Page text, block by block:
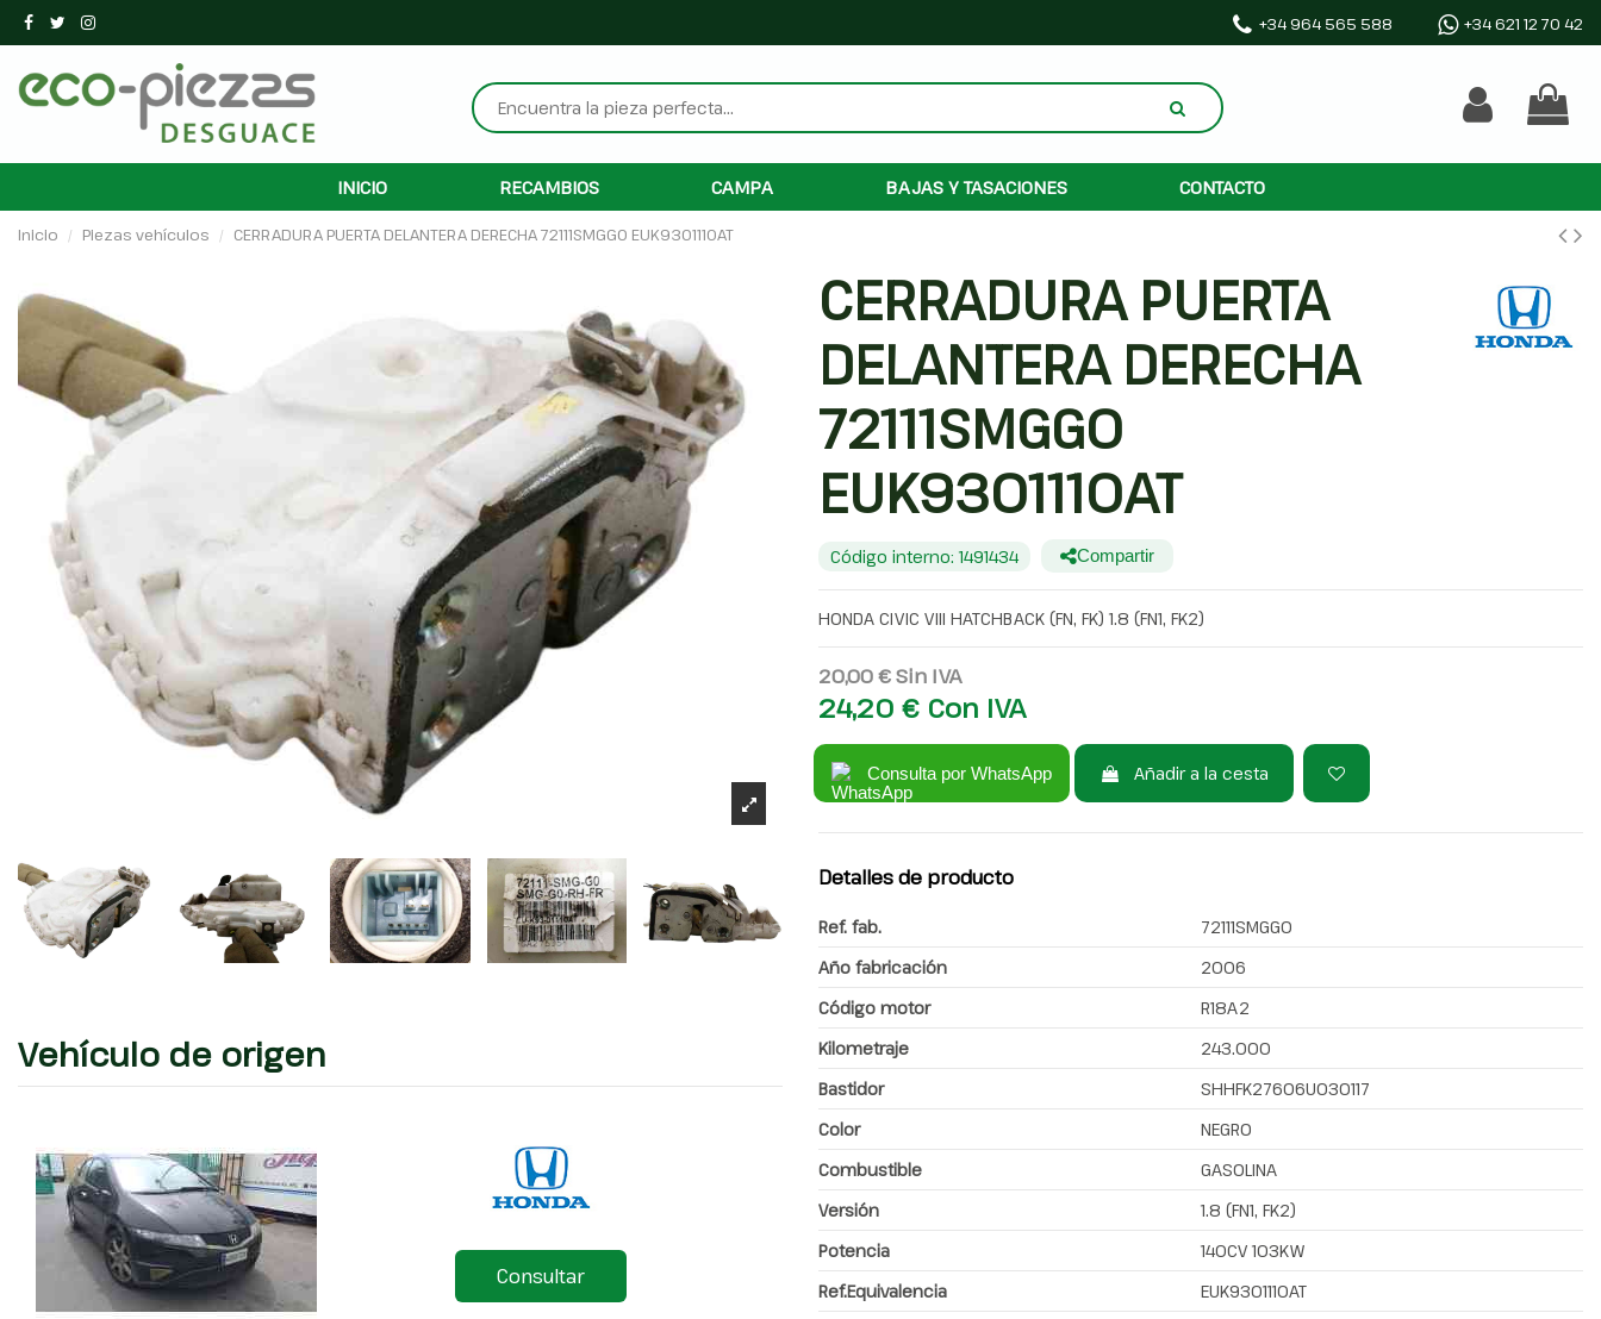
+34 964 565 588 +34 621 12 70 42
INICIO RECAMBIOS CAMPA BAJAS Y TASACIONES CONTACTO
Inicio Piezas vehículos CERRADURA PUERTA DELANTERA DERECHA 72111SMGG0 EUK9301110AT
Vehículo de origen
Consultar
CERRADURA PUERTA
DELANTERA DERECHA
72111SMGG0
EUK9301110AT
Código interno: 1491434 Compartir
HONDA CIVIC VIII HATCHBACK (FN, FK) 1.8 (FN1, FK2)
20,00 €Sin IVA
24,20 € Con IVA
Consulta por WhatsApp Añadir a la cesta
Detalles de producto
Ref. fab.
72111SMGG0
Año fabricación
2006
Código motor
R18A2
Kilometraje
243.000
Bastidor
SHHFK27606U030117
Color
NEGRO
Combustible
GASOLINA
Versión
1.8 (FN1, FK2)
Potencia
140CV 103KW
Ref.Equivalencia
EUK9301110AT